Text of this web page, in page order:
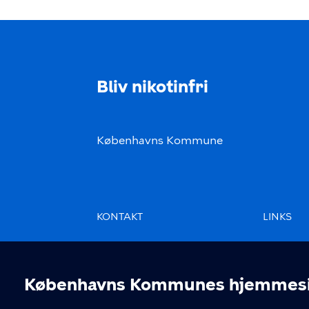
Københavns Kommunes
Bliv nikotinfri
Københavns Kommune
KONTAKT
Stoplinien
LINKS